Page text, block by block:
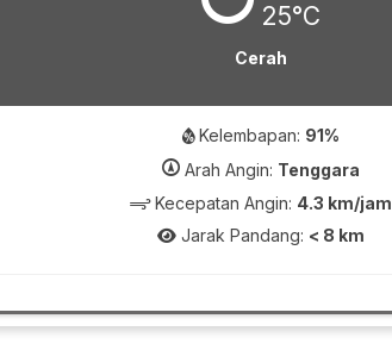
25°C
Cerah
Kelembapan: 91%
Arah Angin: Tenggara
Kecepatan Angin: 4.3 km/jam
Jarak Pandang: < 8 km